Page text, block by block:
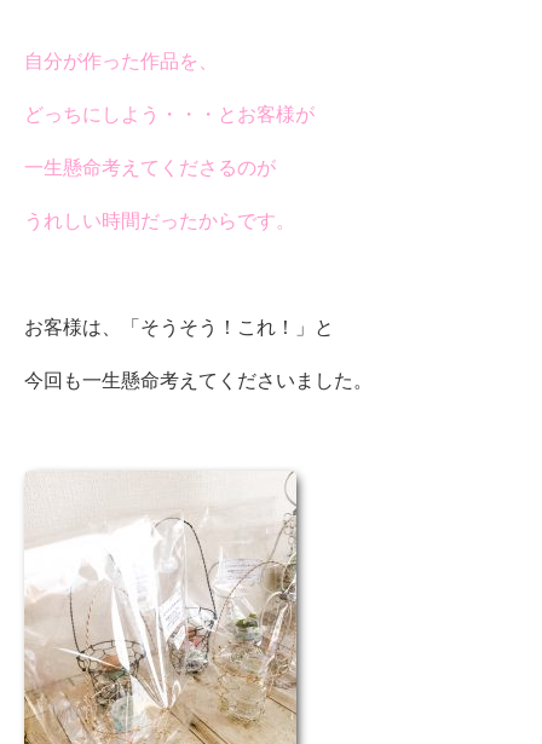
自分が作った作品を、
どっちにしよう・・・とお客様が
一生懸命考えてくださるのが
うれしい時間だったからです。
お客様は、「そうそう！これ！」と
今回も一生懸命考えてくださいました。